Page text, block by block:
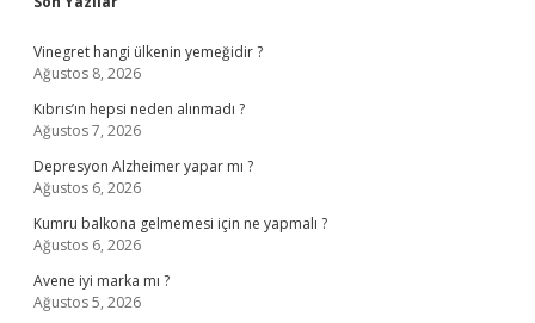
Sidebar
Vinegret hangi ülkenin yemeğidir ?
Ağustos 8, 2026
Kıbrıs’ın hepsi neden alınmadı ?
Ağustos 7, 2026
Depresyon Alzheimer yapar mı ?
Ağustos 6, 2026
Kumru balkona gelmemesi için ne yapmalı ?
Ağustos 6, 2026
Avene iyi marka mı ?
Ağustos 5, 2026